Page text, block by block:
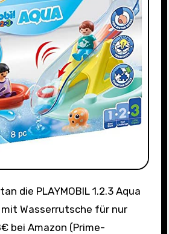
Wasserrutsche für nur
bei Amazon (Prime-